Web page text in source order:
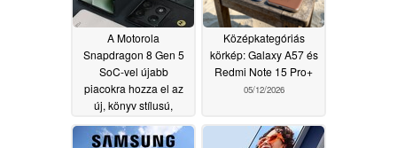
A Motorola
Snapdragon 8 Gen 5
SoC-vel újabb
piacokra hozza el az
új, könyv stílusú,
készüléket05/13/2026
Középkategóriás
körkép: Galaxy A57 és
Redmi Note 15 Pro+
05/12/2026